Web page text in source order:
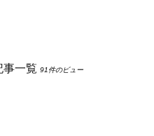
事一覧 91件のビュー